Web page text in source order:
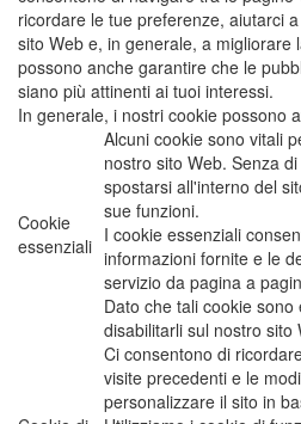
ricordare le tue preferenze, aiutarci
sito Web e, in generale, a migliorare
possono anche garantire che le
siano più attinenti ai tuoi interessi.
In generale, i nostri cookie possono
Cookie
essenziali
Alcuni cookie sono vitali
nostro sito Web. Senza
spostarsi all'interno del
sue funzioni.
I cookie essenziali
informazioni fornite e le
servizio da pagina a
Dato che tali cookie
disabilitarli sul nostro sito
Ci consentono di
visite precedenti e le
personalizzare il sito in